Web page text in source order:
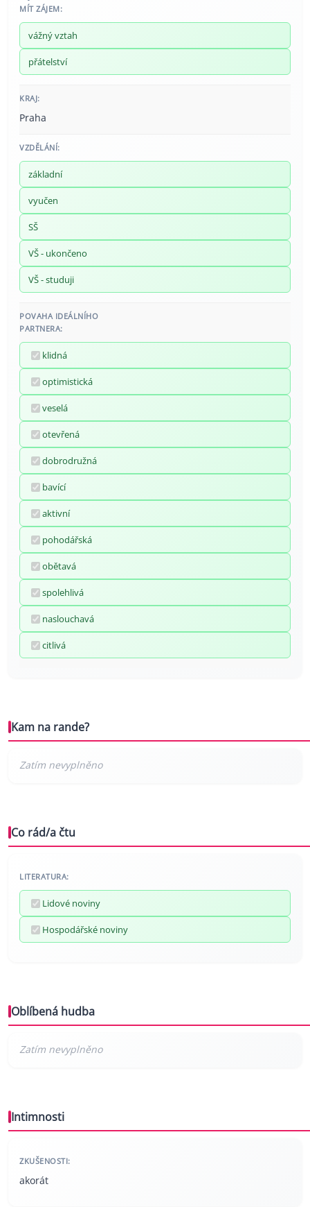
MÍT ZÁJEM:
vážný vztah
přátelství
KRAJ:
Praha
VZDĚLÁNÍ:
základní
vyučen
SŠ
VŠ - ukončeno
VŠ - studuji
POVAHA IDEÁLNÍHO
PARTNERA:
klidná
optimistická
veselá
otevřená
dobrodružná
bavící
aktivní
pohodářská
obětavá
spolehlivá
naslouchavá
citlivá
Kam na rande?
Co rád/a čtu
LITERATURA:
Lidové noviny
Hospodářské noviny
Oblíbená hudba
Intimnosti
ZKUŠENOSTI:
akorát